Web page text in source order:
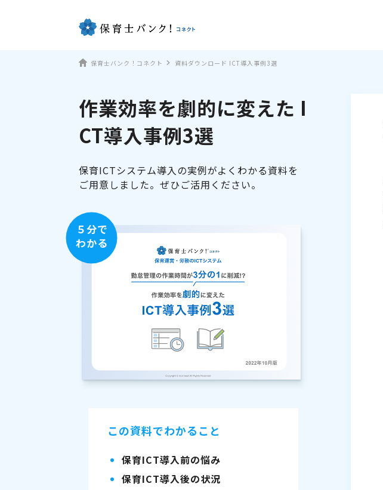
保育士バンク！コネクト 資料ダウンロード ICT導入事例3選
作業効率を劇的に変えた I
CT導入事例3選
保育ICTシステム導入の実例がよくわかる資料を
ご用意しました。ぜひご活用ください。
５分で
わかる
この資料でわかること
保育ICT導入前の悩み
保育ICT導入後の状況